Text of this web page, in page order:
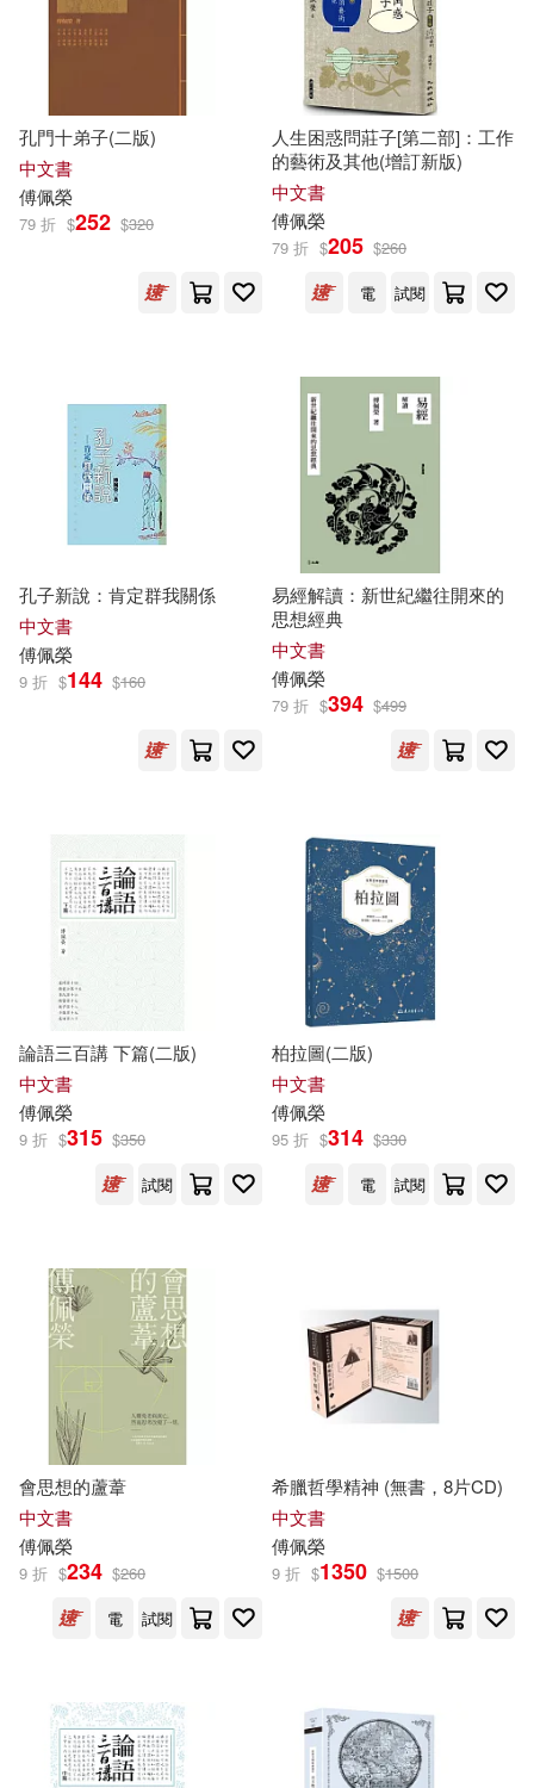
孔門十弟子(二版)
中文書
傅佩榮
79 折 $252 $320
人生困惑問莊子[第二部]：工作
的藝術及其他(增訂新版)
中文書
傅佩榮
79 折 $205 $260
電
試閱
孔子新說：肯定群我關係
中文書
傅佩榮
9 折 $144 $160
易經解讀：新世紀繼往開來的
思想經典
中文書
傅佩榮
79 折 $394 $499
論語三百講 下篇(二版)
中文書
傅佩榮
9 折 $315 $350
試閱
柏拉圖(二版)
中文書
傅佩榮
95 折 $314 $330
電
試閱
會思想的蘆葦
中文書
傅佩榮
9 折 $234 $260
電
試閱
希臘哲學精神 (無書，8片CD)
中文書
傅佩榮
9 折 $1350 $1500